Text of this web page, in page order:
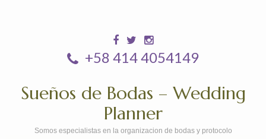
+58 414 4054149
Sueños de Bodas – Wedding
Planner
Somos especialistas en la organizacion de bodas y protocolo